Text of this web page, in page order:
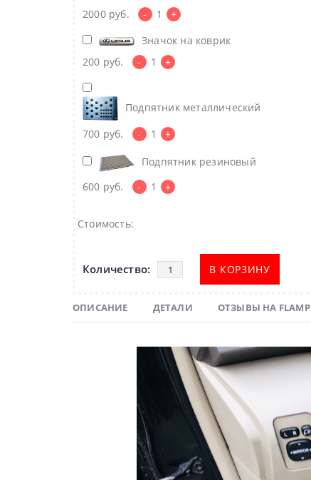
2000 руб. - 1
+
Значок на коврик
200 руб. - 1 +
Подпятник металлический
700 руб. - 1 +
Подпятник резиновый
600 руб. - 1 +
Стоимость:
В КОРЗИНУ
ОПИСАНИЕ ДЕТАЛИ ОТЗЫВЫ НА FLAMP